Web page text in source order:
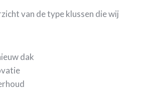
van de type klussen die wij
dak